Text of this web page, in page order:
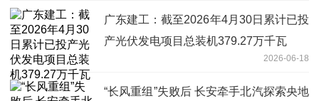
广东建工：截至2026年4月30日累计已投
产光伏发电项目总装机379.27万千瓦
2026-06-18
“长风重组”失败后 长安牵手北汽探索央地